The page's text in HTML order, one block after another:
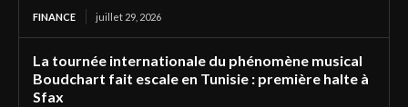
FINANCE juillet 29, 2026
La tournée internationale du phénomène musical
Boudchart fait escale en Tunisie : première halte à
Sfax